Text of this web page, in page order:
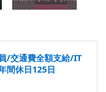
/交通費全額支給/IT
間休日125日